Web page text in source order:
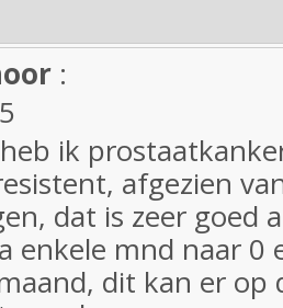
:
ik
afgezien
dat is zeer goed
enkele mnd naar 0
dit kan er op